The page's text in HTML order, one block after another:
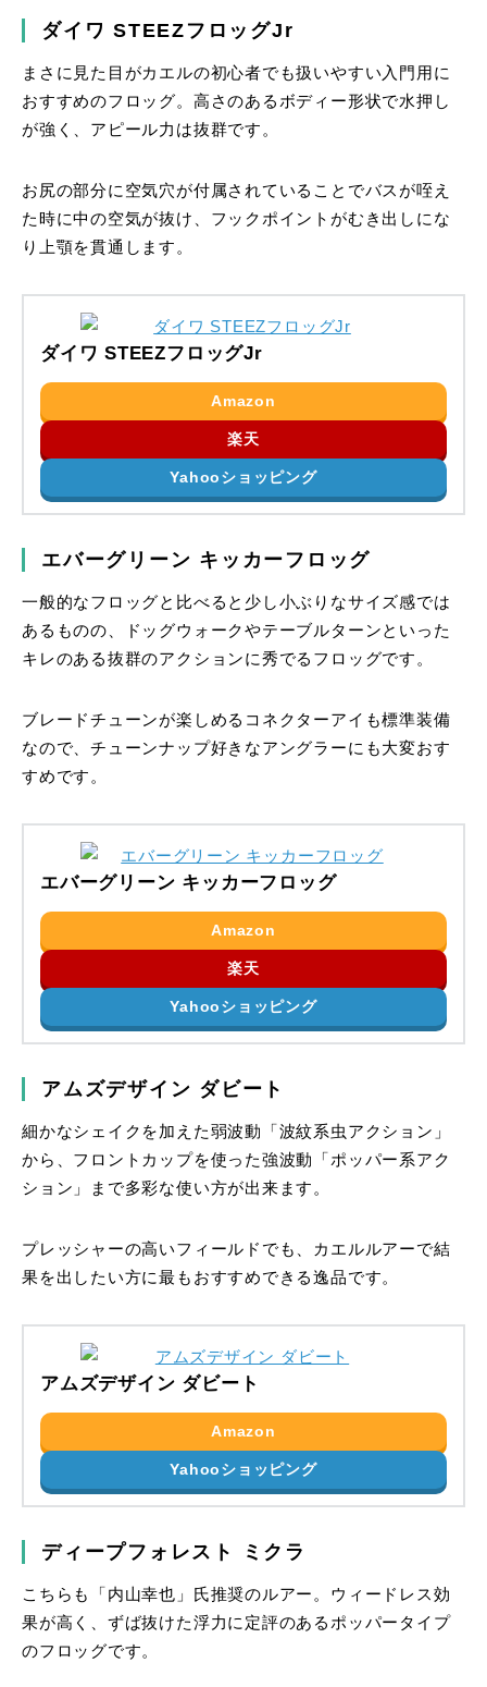
ダイワ STEEZフロッグJr
まさに見た目がカエルの初心者でも扱いやすい入門用に
おすすめのフロッグ。高さのあるボディー形状で水押し
が強く、アピール力は抜群です。
お尻の部分に空気穴が付属されていることでバスが咥え
た時に中の空気が抜け、フックポイントがむき出しにな
り上顎を貫通します。
ダイワ STEEZフロッグJr
Amazon
楽天
Yahooショッピング
エバーグリーン キッカーフロッグ
一般的なフロッグと比べると少し小ぶりなサイズ感では
あるものの、ドッグウォークやテーブルターンといった
キレのある抜群のアクションに秀でるフロッグです。
ブレードチューンが楽しめるコネクターアイも標準装備
なので、チューンナップ好きなアングラーにも大変おす
すめです。
エバーグリーン キッカーフロッグ
Amazon
楽天
Yahooショッピング
アムズデザイン ダビート
細かなシェイクを加えた弱波動「波紋系虫アクション」
から、フロントカップを使った強波動「ポッパー系アク
ション」まで多彩な使い方が出来ます。
プレッシャーの高いフィールドでも、カエルルアーで結
果を出したい方に最もおすすめできる逸品です。
アムズデザイン ダビート
Amazon
Yahooショッピング
ディープフォレスト ミクラ
こちらも「内山幸也」氏推奨のルアー。ウィードレス効
果が高く、ずば抜けた浮力に定評のあるポッパータイプ
のフロッグです。